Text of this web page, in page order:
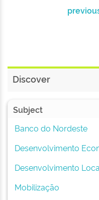
Discover
Subject
Banco do Nordeste
Desenvolvimento
Desenvolvimento
Mobilização